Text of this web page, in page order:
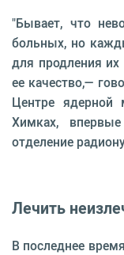
"Бывает, что
больных, но
для продления
ее качество,—
Центре
Химках,
отделение
Лечить
В последнее